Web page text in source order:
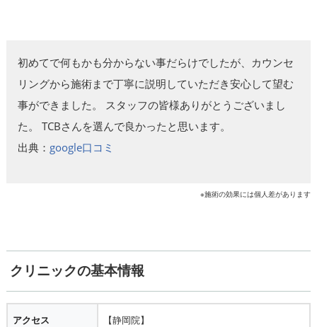
初めてで何もかも分からない事だらけでしたが、カウンセ
リングから施術まで丁寧に説明していただき安心して望む
事ができました。 スタッフの皆様ありがとうございまし
た。 TCBさんを選んで良かったと思います。
出典： google口コミ
※施術の効果には個人差があります
クリニックの基本情報
アクセス
【静岡院】